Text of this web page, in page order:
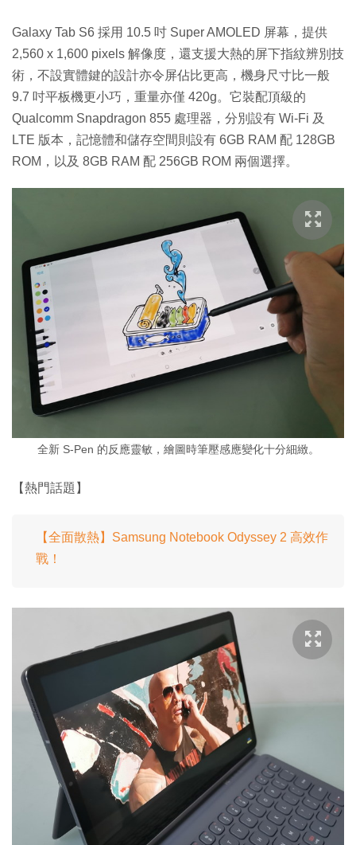
Galaxy Tab S6 採用 10.5 吋 Super AMOLED 屏幕，提供
2,560 x 1,600 pixels 解像度，還支援大熱的屏下指紋辨別技
術，不設實體鍵的設計亦令屏佔比更高，機身尺寸比一般
9.7 吋平板機更小巧，重量亦僅 420g。它裝配頂級的
Qualcomm Snapdragon 855 處理器，分別設有 Wi-Fi 及
LTE 版本，記憶體和儲存空間則設有 6GB RAM 配 128GB
ROM，以及 8GB RAM 配 256GB ROM 兩個選擇。
全新 S-Pen 的反應靈敏，繪圖時筆壓感應變化十分細緻。
【熱門話題】
【全面散熱】Samsung Notebook Odyssey 2 高效作
戰！